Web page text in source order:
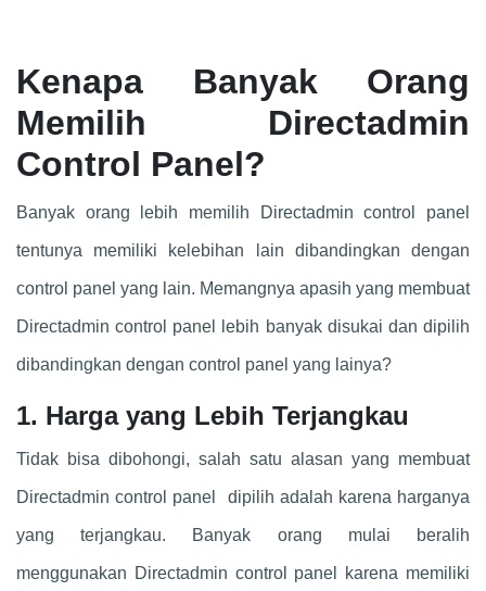
Kenapa Banyak Orang
Memilih Directadmin
Control Panel?
Banyak orang lebih memilih Directadmin control panel
tentunya memiliki kelebihan lain dibandingkan dengan
control panel yang lain. Memangnya apasih yang membuat
Directadmin control panel lebih banyak disukai dan dipilih
dibandingkan dengan control panel yang lainya?
1. Harga yang Lebih Terjangkau
Tidak bisa dibohongi, salah satu alasan yang membuat
Directadmin control panel dipilih adalah karena harganya
yang terjangkau. Banyak orang mulai beralih
menggunakan Directadmin control panel karena memiliki